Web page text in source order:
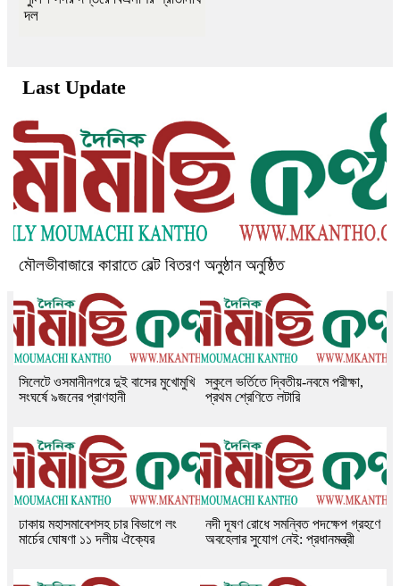
দল
Last Update
মৌলভীবাজারে কারাতে বেল্ট বিতরণ অনুষ্ঠান অনুষ্ঠিত
সিলেটে ওসমানীনগরে দুই বাসের মুখোমুখি
সংঘর্ষে ৯জনের প্রাণহানী
স্কুলে ভর্তিতে দ্বিতীয়-নবমে পরীক্ষা,
প্রথম শ্রেণিতে লটারি
ঢাকায় মহাসমাবেশসহ চার বিভাগে লং
মার্চের ঘোষণা ১১ দলীয় ঐক্যের
নদী দূষণ রোধে সমন্বিত পদক্ষেপ গ্রহণে
অবহেলার সুযোগ নেই: প্রধানমন্ত্রী